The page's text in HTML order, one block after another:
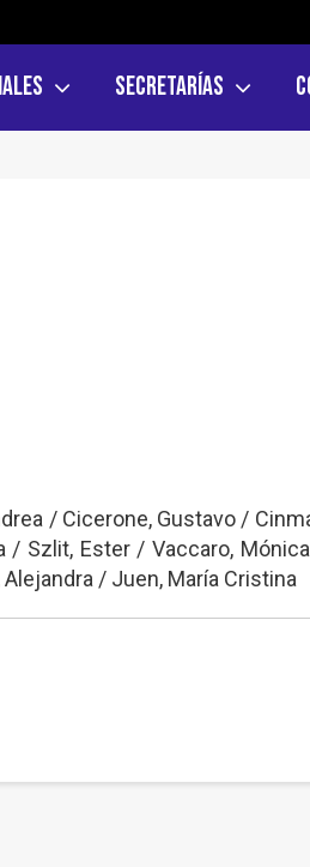
Secretarías
/ Cicerone, Gustavo /
/ Szlit, Ester / Vaccaro,
/ Juen, María Cristina